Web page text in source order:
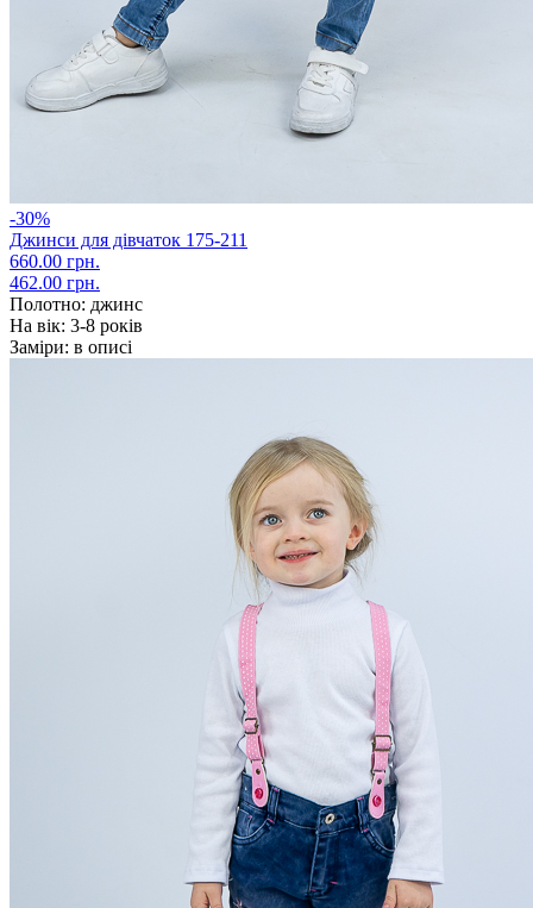
-30%
Джинси для дівчаток 175-211
660.00 грн.
462.00 грн.
Полотно: джинс
На вік: 3-8 років
Заміри: в описі